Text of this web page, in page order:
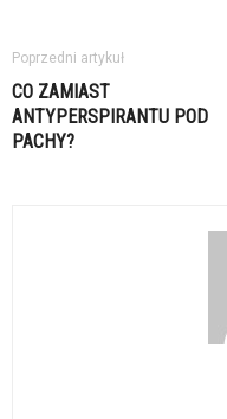
Poprzedni artykuł
CO ZAMIAST
ANTYPERSPIRANTU POD
PACHY?